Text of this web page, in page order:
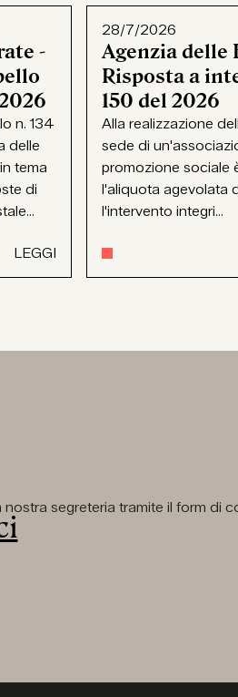
-
n. 134
delle
tema
di
LEGGI
28/7/2026
Agenzia delle
Risposta a
150 del 2026
Alla realizzazione
sede di
promozione sociale
l'aliquota agevolata
l'intervento integri...
segreteria tramite il form di